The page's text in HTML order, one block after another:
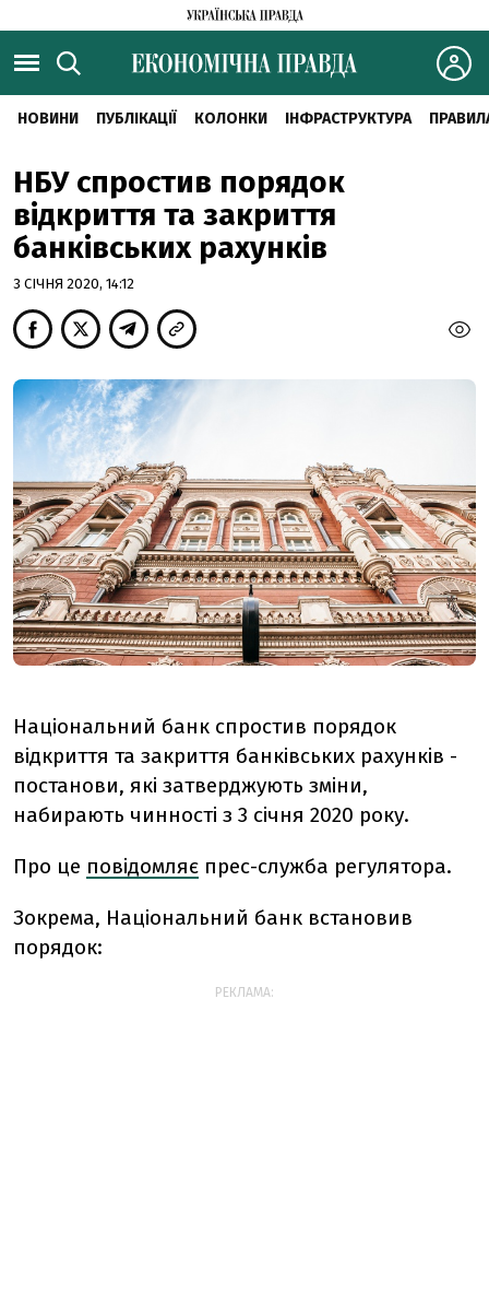
НОВИНИ ПУБЛІКАЦІЇ КОЛОНКИ ІНФРАСТРУКТУРА
НБУ спростив порядок
відкриття та закриття
банківських рахунків
3 СІЧНЯ 2020, 14:12
Національний банк спростив порядок
відкриття та закриття банківських рахунків -
постанови, які затверджують зміни,
набирають чинності з 3 січня 2020 року.
Про це повідомляє прес-служба регулятора.
Зокрема, Національний банк встановив
порядок:
РЕКЛАМА: